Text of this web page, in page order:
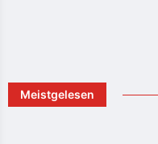
Meistgelesen